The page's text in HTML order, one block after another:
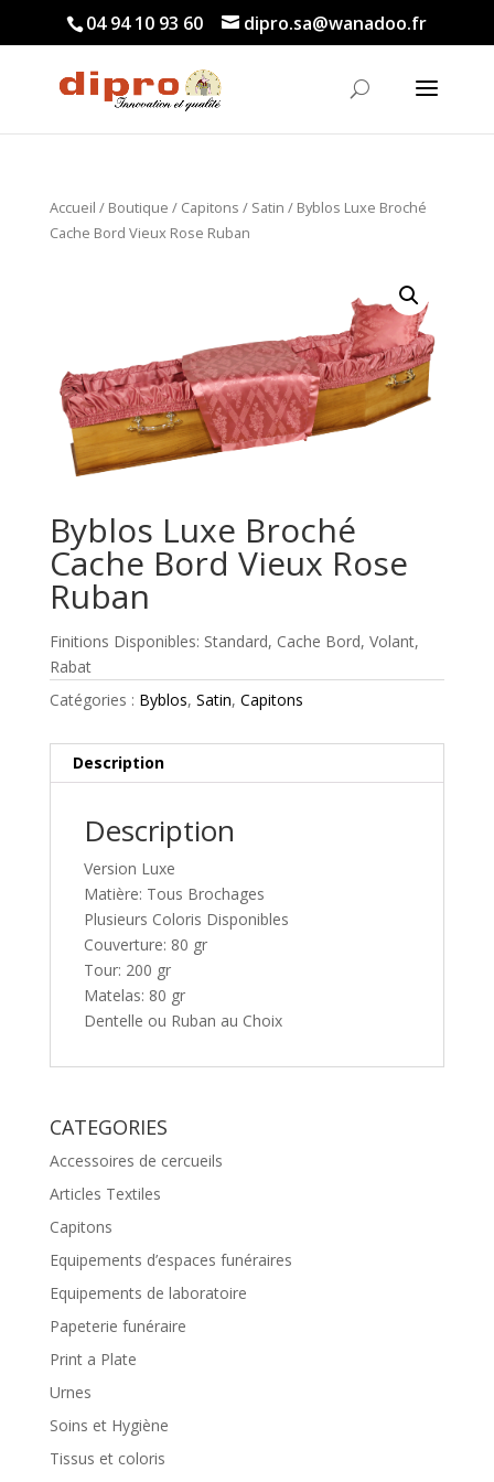
04 94 10 93 60 dipro.sa@wanadoo.fr
Accueil / Boutique / Capitons / Satin / Byblos Luxe Broché
Cache Bord Vieux Rose Ruban
Byblos Luxe Broché
Cache Bord Vieux Rose
Ruban
Finitions Disponibles: Standard, Cache Bord, Volant,
Rabat
Catégories : Byblos, Satin, Capitons
Description
Description
Version Luxe
Matière: Tous Brochages
Plusieurs Coloris Disponibles
Couverture: 80 gr
Tour: 200 gr
Matelas: 80 gr
Dentelle ou Ruban au Choix
CATEGORIES
Accessoires de cercueils
Articles Textiles
Capitons
Equipements d’espaces funéraires
Equipements de laboratoire
Papeterie funéraire
Print a Plate
Urnes
Soins et Hygiène
Tissus et coloris